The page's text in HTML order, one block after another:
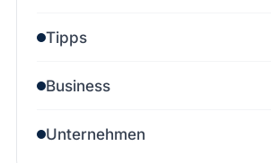
Tipps
Business
Unternehmen